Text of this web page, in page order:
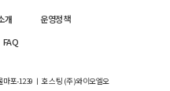
개
운영정책
FAQ
포-1239 ㅣ 호스팅 (주)와이오엘오